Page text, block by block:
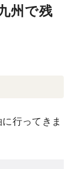
州で残
行ってきま